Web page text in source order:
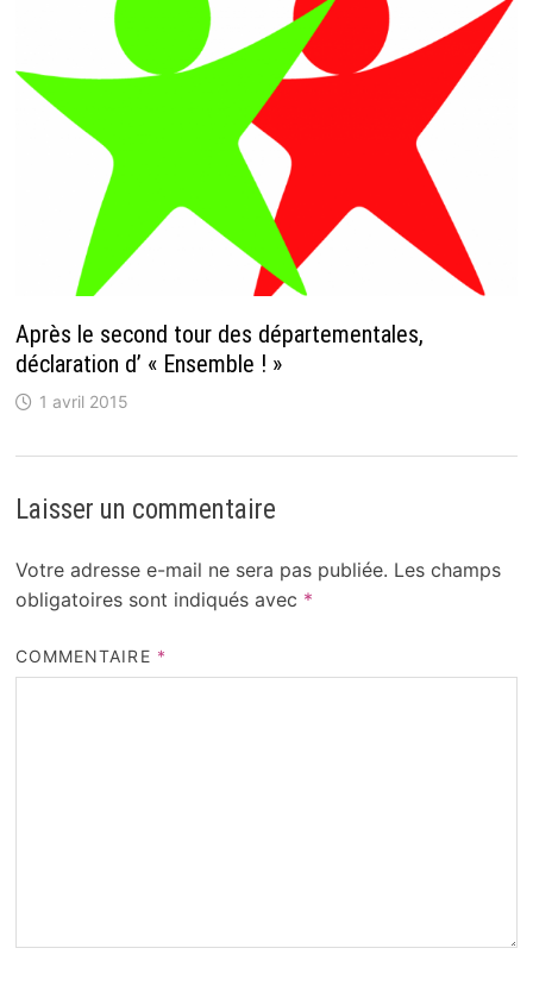
Après le second tour des départementales,
déclaration d’ « Ensemble ! »
1 avril 2015
Laisser un commentaire
Votre adresse e-mail ne sera pas publiée. Les champs
obligatoires sont indiqués avec *
COMMENTAIRE *